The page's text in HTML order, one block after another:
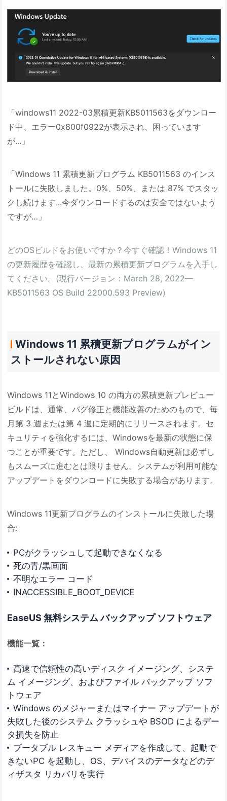
「windows11 2022-03累積更新KB5011563をダウンロー
ド中、エラー0x800f0922が表示され、困っています
が...」
「Windows 11 累積更新プログラム KB5011563 のインス
トールに失敗しました。0%、50%、または 87% でスタッ
クし続けます...今ダウンロードするのは安全ではないよう
ですが…」
どのOSビルドをお使いですか？今すぐ確認 ！Windows 11
の更新履歴を確認し、最新の累積更新プログラムを入手し
てください。(現行バージョン：March 28, 2022—
KB5011563 OS Build 22000.593 Preview)
Windows 11 累積更新プログラムがイン
ストールされない原因
Windows 11とWindows 10 の両方の累積更新プレビュー
ビルドは、通常、バグ修正と機能改善のためのもので、毎
月第 3 週または第 4 週に定期的にリリースされます。セ
キュリティを強化するには、Windowsを最新の状態に保
つことが重要です。ただし、 Windows自動更新は必ずし
もスムーズに進むとは限りません。システムが利用可能な
アップデートをダウンロードに失敗する場合があります。
Windows 11更新プログラムのインストールに失敗した場
合:
PCがクラッシュして起動できなくなる
死の青/黒画面
不明なエラー コード
INACCESSIBLE_BOOT_DEVICE
EaseUS 無料システム バックアップ ソフトウェア
機能一覧：
高速で信頼性の高いディスク イメージング、システ
ム イメージング、およびファイル バックアップ ソフ
トウェア
Windows のメジャーまたはマイナー アップデートが
失敗した後のシステム クラッシュや BSOD によるデー
タ損失を防止
ブータブル レスキュー メディアを作成して、起動で
きないPC を起動し、OS、デバイスのデータなどのデ
ィザスタ リカバリを実行